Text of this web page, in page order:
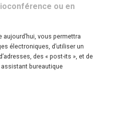
ou en
vous permettra
électroniques, d’utiliser un
des « post-its », et de
bureautique